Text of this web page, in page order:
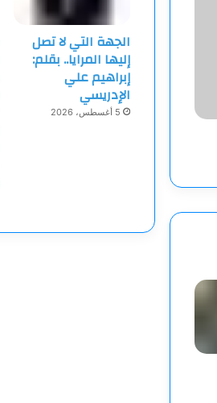
الجهة التي لا تصل
إليها المرايا.. بقلم:
إبراهيم علي
الإدريسي
5 أغسطس، 2026